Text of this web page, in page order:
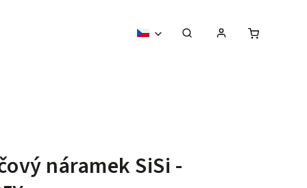
náramek SiSi -